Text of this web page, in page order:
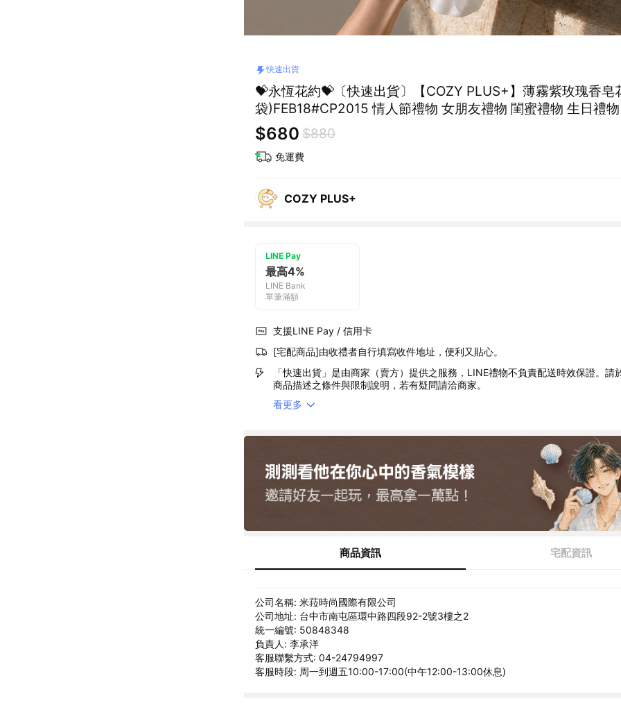
快速出貨
💝永恆花約💝〔快速出貨〕【COZY PLUS+】薄霧紫玫瑰香皂
袋)FEB18#CP2015 情人節禮物 女朋友禮物 閨蜜禮物 生日禮物
喬遷禮物
$680 $880
免運費
COZY PLUS+
LINE Pay
最高4%
LINE Bank
單筆滿額
支援LINE Pay / 信用卡
[宅配商品]由收禮者自行填寫收件地址，便利又貼心。
「快速出貨」是由商家（賣方）提供之服務，LINE禮物不負責配送時效保證。請
商品描述之條件與限制說明，若有疑問請洽商家。
看更多
商品資訊 宅配資訊
公司名稱: 米菈時尚國際有限公司
公司地址: 台中市南屯區環中路四段92-2號3樓之2
統一編號: 50848348
負責人: 李承洋
客服聯繫方式: 04-24794997
客服時段: 周一到週五10:00-17:00(中午12:00-13:00休息)